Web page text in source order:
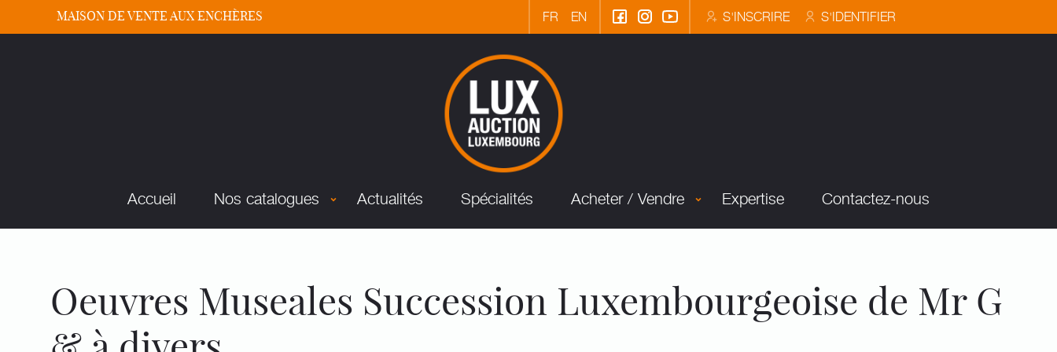
MAISON DE VENTE AUX ENCHÈRES FR EN S'INSCRIRE S'IDENTIFIER
Accueil Nos catalogues Actualités Spécialités Acheter / Vendre Expertise Contactez-nous
Oeuvres Museales Succession Luxembourgeoise de Mr G